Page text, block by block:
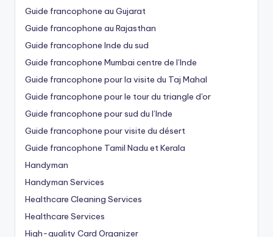
Guide francophone au Gujarat
Guide francophone au Rajasthan
Guide francophone Inde du sud
Guide francophone Mumbai centre de l’Inde
Guide francophone pour la visite du Taj Mahal
Guide francophone pour le tour du triangle d'or
Guide francophone pour sud du l’Inde
Guide francophone pour visite du désert
Guide francophone Tamil Nadu et Kerala
Handyman
Handyman Services
Healthcare Cleaning Services
Healthcare Services
High-quality Card Organizer